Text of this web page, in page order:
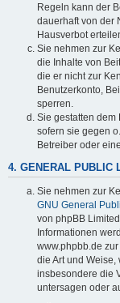
Regeln kann der
dauerhaft von der
Hausverbot
Sie nehmen zur
die Inhalte von
die er nicht zur
Benutzerkonto,
sperren.
Sie gestatten dem
sofern sie gegen
Betreiber oder
4. GENERAL PUBLIC
Sie nehmen zur
GNU General
von phpBB
Informationen
www.phpbb.de
die Art und
insbesondere die
untersagen oder